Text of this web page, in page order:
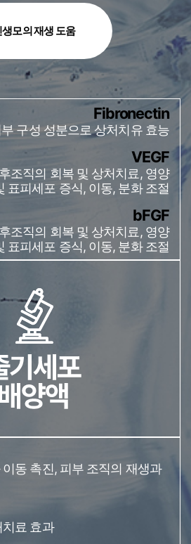
모의 재생 도움
Fibronectin
구성 성분으로 상처치유 효능
VEGF
조직의 회복 및 상처치료, 영양
표피세포 증식, 이동, 분화 조절
bFGF
조직의 회복 및 상처치료, 영양
표피세포 증식, 이동, 분화 조절
동 촉진, 피부 조직의 재생과
료 효과